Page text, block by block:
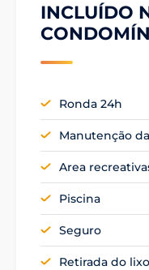
INCLUÍDO
Ronda 24h
Manutenção
Area
Piscina
Seguro
Retirada do lixo